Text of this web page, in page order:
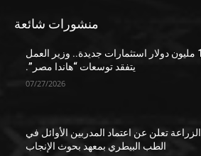
منشورات شائعة
100 مليون دولار استثمارات جديدة.. وزير العمل
يتفقد توسعات “هاندا مصر”.
07/27/2026
الزراعة تعلن عن اعتماد المدربين الأوائل في
الطب البيطري بمعهد بحوث الإنجاب